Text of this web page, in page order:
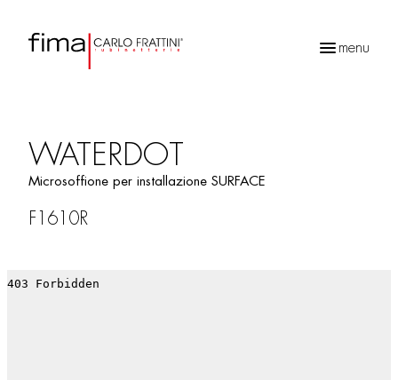
menu
WATERDOT
Microsoffione per installazione SURFACE
F1610R